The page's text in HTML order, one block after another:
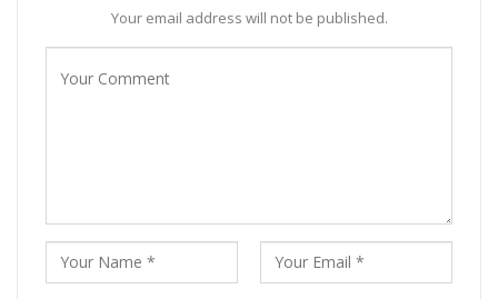
Your email address will not be published.